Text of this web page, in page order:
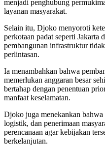
menjadi penghubung
layanan masyarakat.
Selain itu, Djoko menyoroti
perkotaan padat seperti Jakarta
pembangunan infrastruktur
perlintasan.
Ia menambahkan bahwa
memerlukan anggaran besar
bertahap dengan penentuan
manfaat keselamatan.
Djoko juga menekankan bahwa
logistik, dan penerimaan
perencanaan agar kebijakan
berkelanjutan.